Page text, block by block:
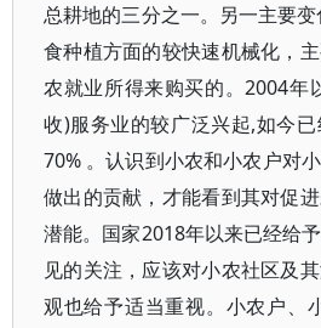
总耕地的三分之一。另一主要
食种植方面的较快速机械化，
农就业所得来购买的。2004年
收)服务业的较广泛兴起,如今
70% 。认识到小农和小农户对
做出的贡献，才能看到其对促
潜能。国家2018年以来已经给
见的关注，应该对小农社区及
观也给予适当重视。小农户、